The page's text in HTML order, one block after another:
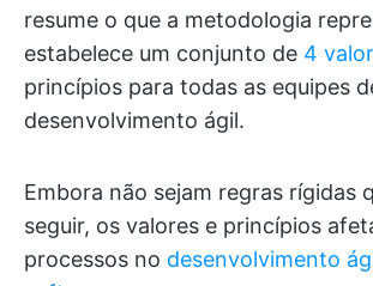
resume o que a metodologia
estabelece um conjunto de 4
princípios para todas as equipes
desenvolvimento ágil.
Embora não sejam regras rígidas
seguir, os valores e princípios
processos no desenvolvimento